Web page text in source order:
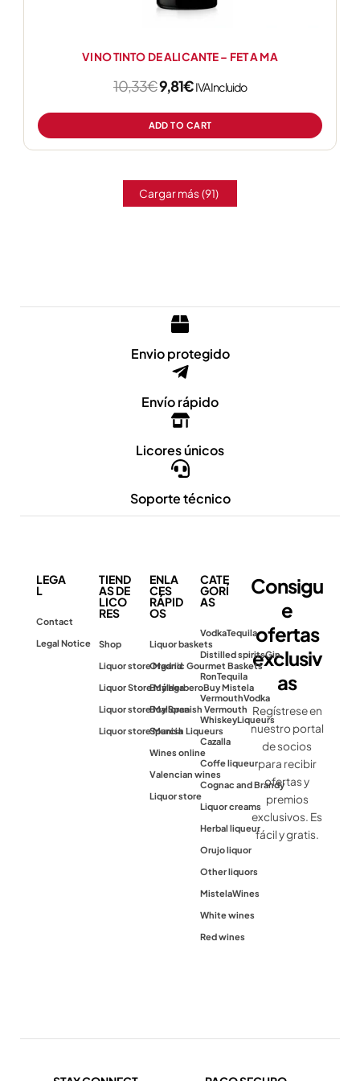
VINO TINTO DE ALICANTE – FET A MA
10,33€9,81€IVA Incluido
ADD TO CART
Cargar más(91)
Envio protegido
Envío rápido
Licores únicos
Soporte técnico
LEGA
L
Contact
Legal Notice
TIEND
AS DE
LICO
RES
Shop
Liquor store Madrid
Liquor Store Málaga
Liquor store Mallorca
Liquor store Murcia
ENLA
CES
RÁPID
OS
Liquor baskets
Organic Gourmet Baskets
Buy HerberoBuy Mistela
Buy Spanish Vermouth
Spanish Liqueurs
Wines online
Valencian wines
Liquor store
CATE
GORÍ
AS
VodkaTequila
Distilled spiritsGin
RonTequila
VermouthVodka
WhiskeyLiqueurs
Cazalla
Coffe liqueur
Cognac and Brandy
Liquor creams
Herbal liqueur
Orujo liquor
Other liquors
MistelaWines
White wines
Red wines
Consigu
e
ofertas
exclusiv
as
Regístrese en
nuestro portal
de socios
para recibir
ofertas y
premios
exclusivos. Es
fácil y gratis.